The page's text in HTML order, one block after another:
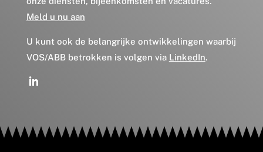
Meld u nu aan
U kunt ook de belangrijke ontwikkelingen waarbij
VOS/ABB betrokken is volgen via LinkedIn.